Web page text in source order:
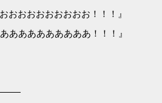
おおおおおおおおお！！！』
あああああああああ！！！』